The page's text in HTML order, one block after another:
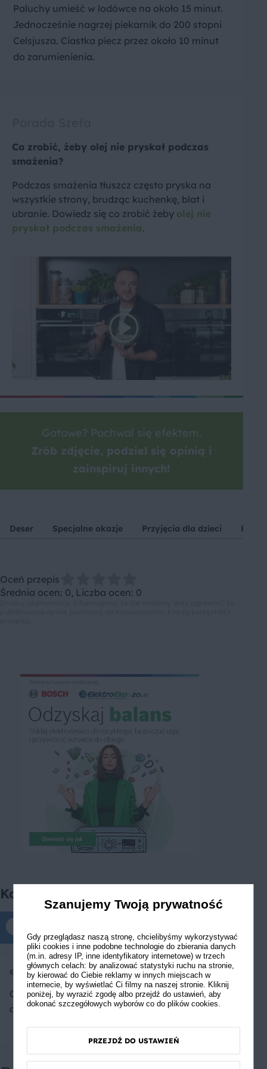
Paluchy umieść w lodówce na około 15 minut.
Jednocześnie nagrzej piekarnik do 200 stopni
Celsjusza. Ciastka piecz przez około 10 minut
do zarumienienia.
Co zrobić, żeby olej nie pryskał podczas
smażenia?
Podczas smażenia tłuszcz często pryska na
wszystkie strony, brudząc kuchenkę, blat i
ubranie. Dowiedz się co zrobić żeby olej nie
pryskał podczas smażenia.
Gotowe? Pochwal się efektem.
Zrób zdjęcie, podziel się opinią i
zainspiruj innych!
Deser Specjalne okazje Przyjęcia dla dzieci
Oceń przepis
Średnia ocen: 0, Liczba ocen: 0
Komentarze
ewaregina
Cudowne kruche ciasto i
do tego świetna zabawa
Szanujemy Twoją prywatność
Gdy przeglądasz naszą stronę, chcielibyśmy wykorzystywać
pliki cookies i inne podobne technologie do zbierania danych
(m.in. adresy IP, inne identyfikatory internetowe) w trzech
głównych celach: by analizować statystyki ruchu na stronie,
by kierować do Ciebie reklamy w innych miejscach w
internecie, by wyświetlać Ci filmy na naszej stronie. Kliknij
poniżej, by wyrazić zgodę albo przejdź do ustawień, aby
dokonać szczegółowych wyborów co do plików cookies.
PRZEJDŹ DO USTAWIEŃ